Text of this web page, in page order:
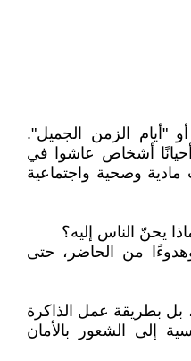
"أيام الزمن الجميل".
أشخاص عاشوا في
وصحية واجتماعية
يحنّ الناس إليه؟
من الحاضر، حتى
بل بطريقة عمل الذاكرة
إلى الشعور بالأمان